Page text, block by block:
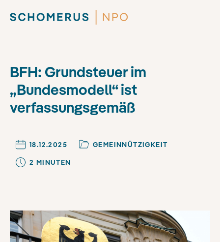
BFH: Grundsteuer im
„Bundesmodell“ ist
verfassungsgemäß
18.12.2025
GEMEINNÜTZIGKEIT
2 MINUTEN